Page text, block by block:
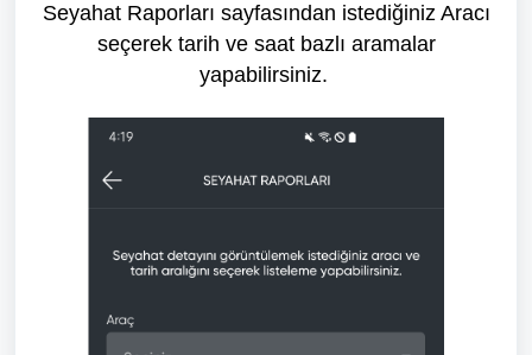
Seyahat Raporları sayfasından istediğiniz Aracı
seçerek tarih ve saat bazlı aramalar
yapabilirsiniz.